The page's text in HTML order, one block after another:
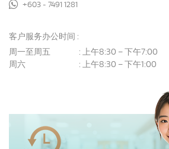
+603 - 7491 1281
客户服务办公时间 :
周一至周五
: 上午8:30 – 下午7:00
周六
: 上午8:30 – 下午1:00